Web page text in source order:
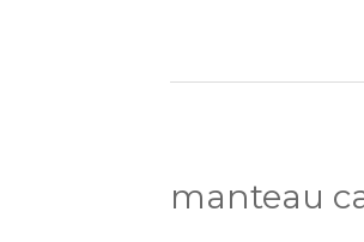
manteau